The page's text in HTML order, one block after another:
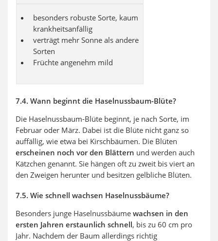
besonders robuste Sorte, kaum
krankheitsanfällig
verträgt mehr Sonne als andere
Sorten
Früchte angenehm mild
7.4. Wann beginnt die Haselnussbaum-Blüte?
Die Haselnussbaum-Blüte beginnt, je nach Sorte, im
Februar oder März. Dabei ist die Blüte nicht ganz so
auffällig, wie etwa bei Kirschbäumen. Die Blüten
erscheinen noch vor den Blättern und werden auch
Kätzchen genannt. Sie hängen oft zu zweit bis viert an
den Zweigen herunter und besitzen gelbliche Blüten.
7.5. Wie schnell wachsen Haselnussbäume?
Besonders junge Haselnussbäume wachsen in den
ersten Jahren erstaunlich schnell, bis zu 60 cm pro
Jahr. Nachdem der Baum allerdings richtig